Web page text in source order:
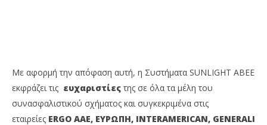
31/01/2019
pressroom
Με αφορμή την απόφαση αυτή, η Συστήματα SUNLIGHT ΑΒΕΕ
εκφράζει τις ευχαριστίες της σε όλα τα μέλη του
συνασφαλιστικού σχήματος και συγκεκριμένα στις
εταιρείες ERGO AAE, ΕΥΡΩΠΗ, INTERAMERICAN, GENERALI